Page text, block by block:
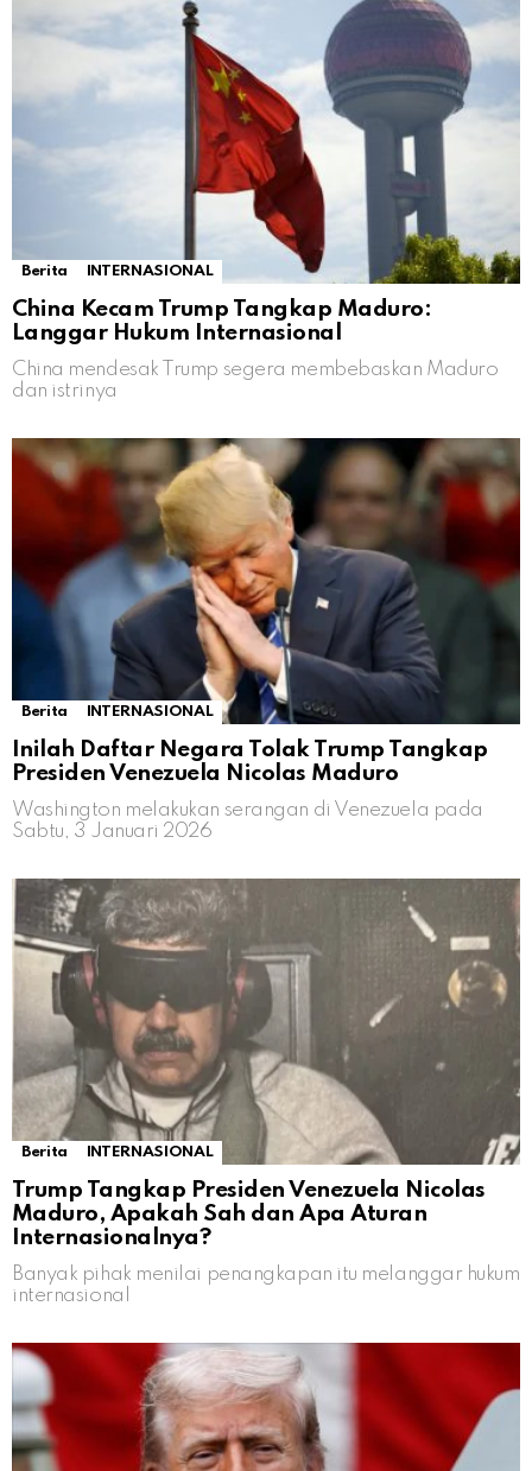
Berita INTERNASIONAL
China Kecam Trump Tangkap Maduro:
Langgar Hukum Internasional
China mendesak Trump segera membebaskan Maduro
dan istrinya
Berita INTERNASIONAL
Inilah Daftar Negara Tolak Trump Tangkap
Presiden Venezuela Nicolas Maduro
Washington melakukan serangan di Venezuela pada
Sabtu, 3 Januari 2026
Berita INTERNASIONAL
Trump Tangkap Presiden Venezuela Nicolas
Maduro, Apakah Sah dan Apa Aturan
Internasionalnya?
Banyak pihak menilai penangkapan itu melanggar hukum
internasional